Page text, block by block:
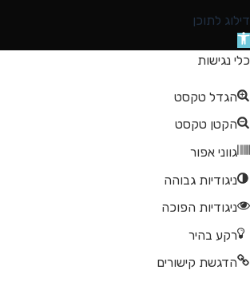
דילוג לתוכן
פתח
סרגל
כלי נגישות
הגדל טקסט
הקטן טקסט
גווני אפור
ניגודיות גבוהה
ניגודיות הפוכה
רקע בהיר
הדגשת קישורים